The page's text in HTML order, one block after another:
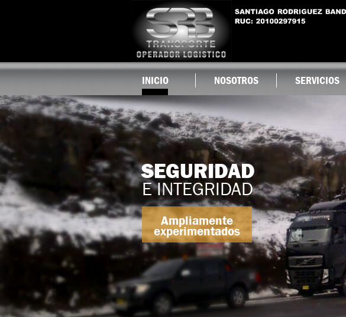
INICIO NOSOTROS SERVICIOS
E INTEGRIDAD
SEGURIDAD
Ampliamente
experimentados